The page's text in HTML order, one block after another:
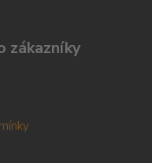
zákazníky